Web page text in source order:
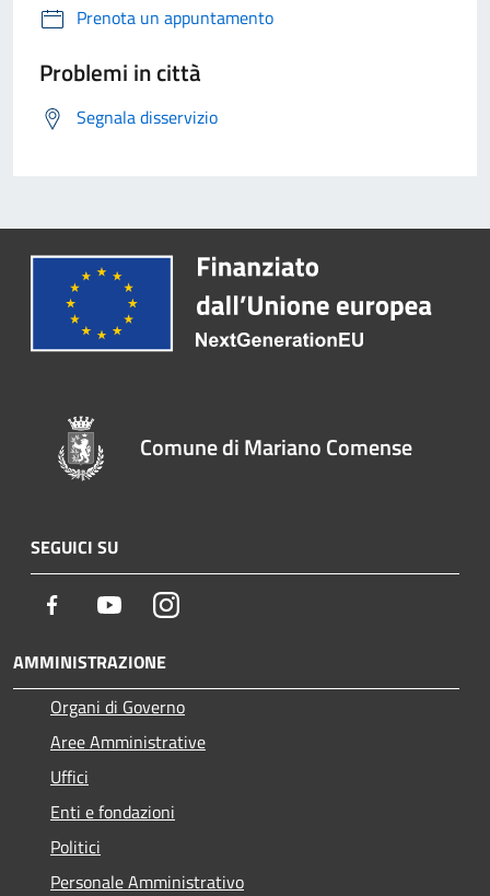
Prenota un appuntamento
Problemi in città
Segnala disservizio
Comune di Mariano Comense
SEGUICI SU
Facebook YoutubeInstagram
AMMINISTRAZIONE
Organi di Governo
Aree Amministrative
Uffici
Enti e fondazioni
Politici
Personale Amministrativo